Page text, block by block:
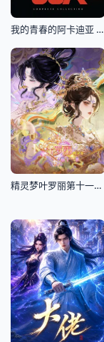
我的青春的阿卡迪亚 无限轨道SSX
精灵梦叶罗丽第十一季(下)